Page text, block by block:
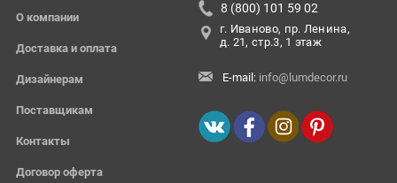
О компании
Доставка и оплата
Дизайнерам
Поставщикам
Контакты
Договор оферта
8 (800) 101 59 02
г. Иваново, пр. Ленина,
д. 21, стр.3, 1 этаж
E-mail: info@lumdecor.ru